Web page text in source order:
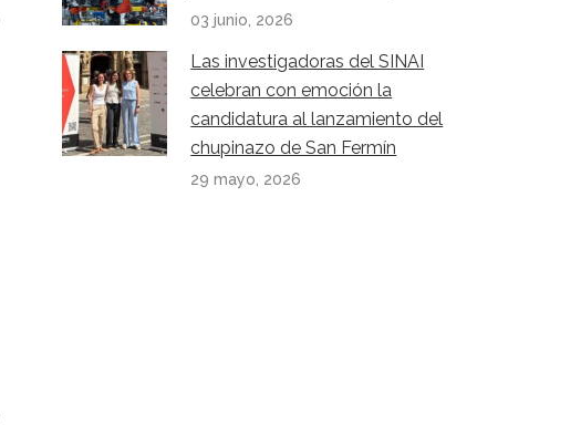
03 junio, 2026
Las investigadoras del SINAI
celebran con emoción la
candidatura al lanzamiento del
chupinazo de San Fermín
29 mayo, 2026